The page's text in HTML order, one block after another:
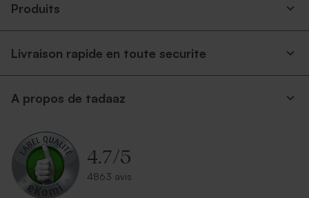
Produits
Livraison rapide en toute securite
A propos de tadaaz
4.7/5
4863 avis